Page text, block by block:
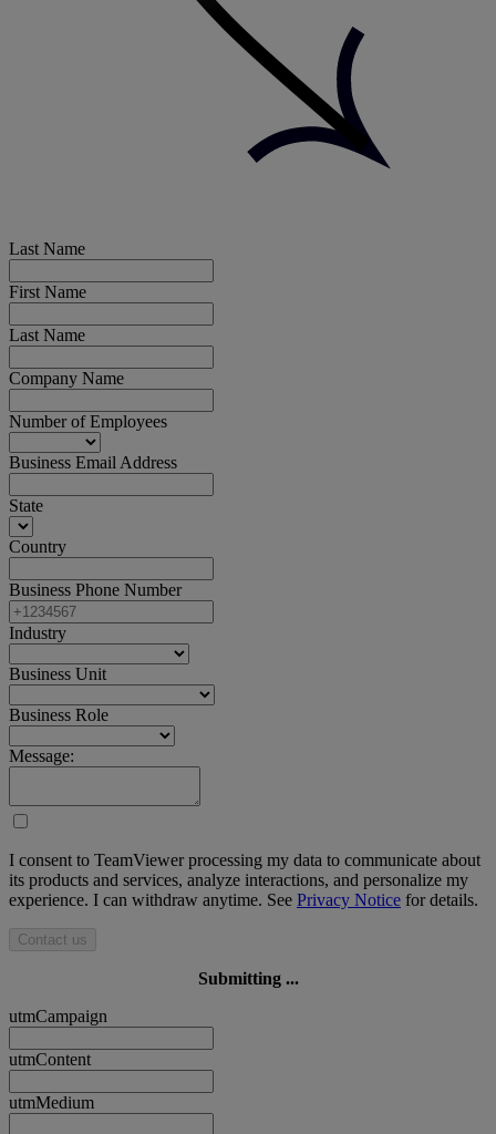
Last Name
First Name
Last Name
Company Name
Number of Employees
Business Email Address
State
Country
Business Phone Number
Industry
Business Unit
Business Role
Message:
I consent to TeamViewer processing my data to communicate about
its products and services, analyze interactions, and personalize my
experience. I can withdraw anytime. See Privacy Notice for details.
Contact us
Submitting ...
utmCampaign
utmContent
utmMedium